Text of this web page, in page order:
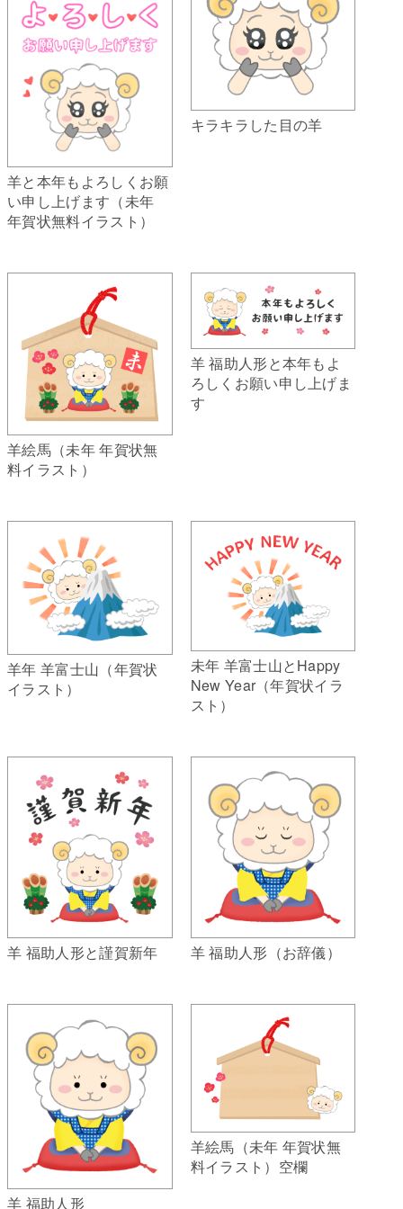
羊と本年もよろしくお願
い申し上げます（未年
年賀状無料イラスト）
キラキラした目の羊
羊絵馬（未年 年賀状無
料イラスト）
羊 福助人形と本年もよ
ろしくお願い申し上げま
す
羊年 羊富士山（年賀状
イラスト）
未年 羊富士山とHappy
New Year（年賀状イラ
スト）
羊 福助人形と謹賀新年 羊 福助人形（お辞儀）
羊 福助人形
羊絵馬（未年 年賀状無
料イラスト）空欄